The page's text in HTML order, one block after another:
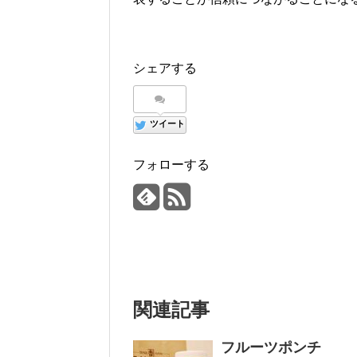
シェアする
ツイート
フォローする
関連記事
フルーツポンチ